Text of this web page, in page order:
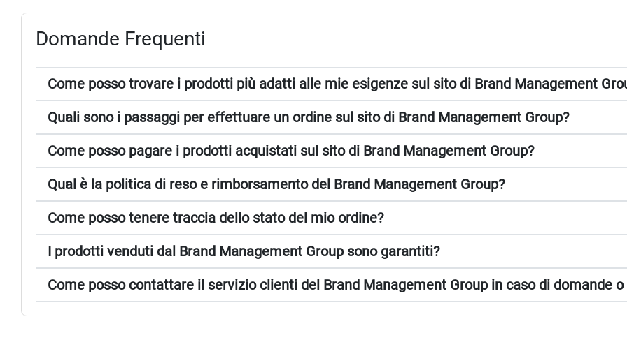
Domande Frequenti
Come posso trovare i prodotti più adatti alle mie esigenze sul sito di Brand Management
Quali sono i passaggi per effettuare un ordine sul sito di Brand Management Group?
Come posso pagare i prodotti acquistati sul sito di Brand Management Group?
Qual è la politica di reso e rimborsamento del Brand Management Group?
Come posso tenere traccia dello stato del mio ordine?
I prodotti venduti dal Brand Management Group sono garantiti?
Come posso contattare il servizio clienti del Brand Management Group in caso di domande